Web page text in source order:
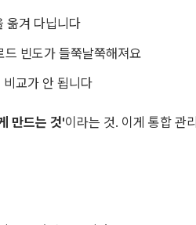
옮겨 다닙니다
빈도가 들쭉날쭉해져요
교가 안 됩니다
만드는 것'이라는 것. 이게 통합 관리